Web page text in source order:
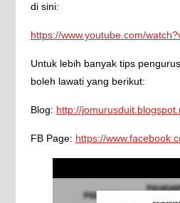
di sini:
https://www.youtube.com/
Untuk lebih banyak tips
boleh lawati yang berikut:
Blog: http://
FB Page: https://